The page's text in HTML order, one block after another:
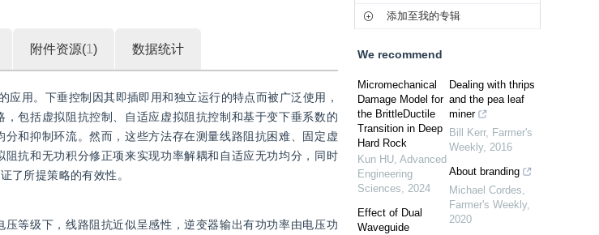
附件资源(1 ) 数据统计
用。下垂控制因其即插即用和独立运行的特点而被广泛使用，
包括虚拟阻抗控制、自适应虚拟阻抗控制和基于变下垂系数的
和抑制环流。然而，这些方法存在测量线路阻抗困难、固定虚
抗和无功积分修正项来实现功率解耦和自适应无功均分，同时
了所提策略的有效性。
等级下，线路阻抗近似呈感性，逆变器输出有功功率由电压功
添加至我的专辑
We recommend
Micromechanical
Damage Model for
the BrittleDuctile
Transition in Deep
Hard Rock
Kun HU, Advanced
Engineering
Sciences, 2024
Effect of Dual
Waveguide
Dealing with thrips
and the pea leaf
miner
Bill Kerr, Farmer's
Weekly, 2016
About branding
Michael Cordes,
Farmer's Weekly,
2020